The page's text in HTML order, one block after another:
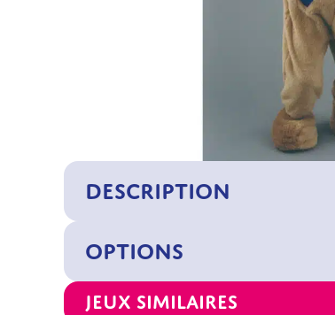
DESCRIPTION
OPTIONS
Jeux similaires